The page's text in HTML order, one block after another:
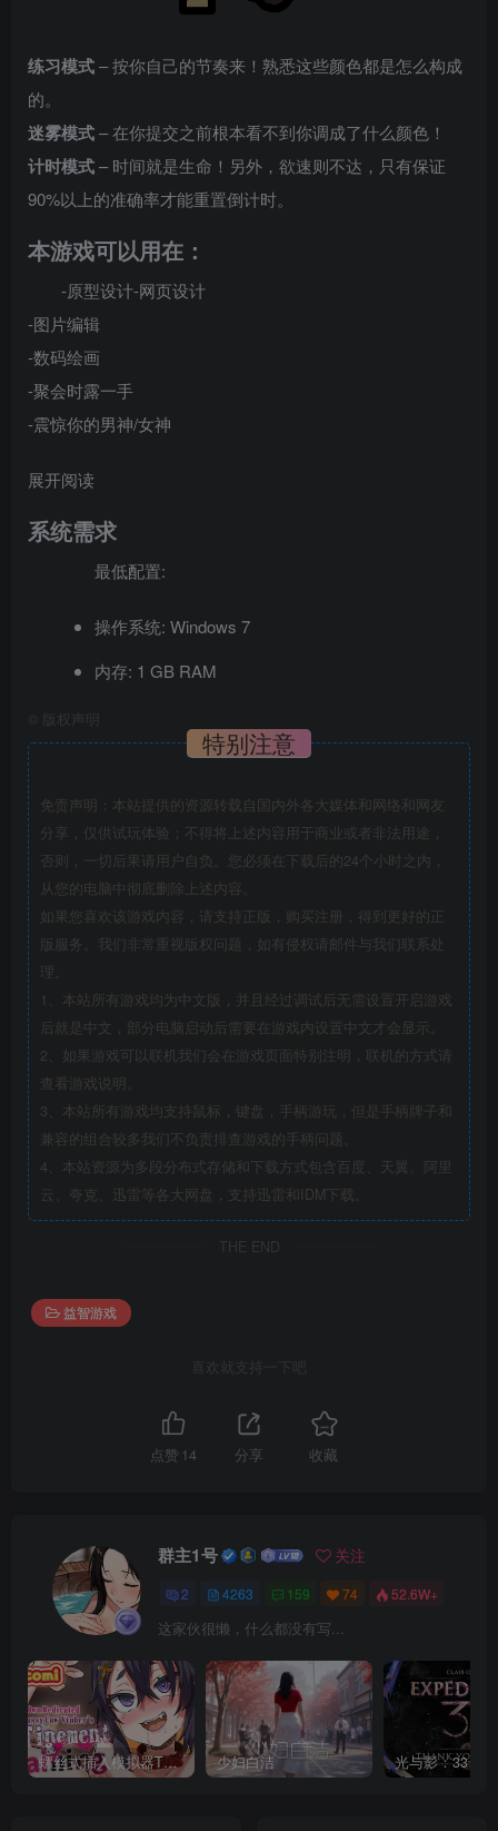
练习模式– 按你自己的节奏来！熟悉这些颜色都是怎么构成
的。
迷雾模式– 在你提交之前根本看不到你调成了什么颜色！
计时模式– 时间就是生命！另外，欲速则不达，只有保证
90%以上的准确率才能重置倒计时。
本游戏可以用在：
-原型设计-网页设计
-图片编辑
-数码绘画
-聚会时露一手
-震惊你的男神/女神
展开阅读
系统需求
最低配置:
操作系统: Windows 7
内存: 1 GB RAM
版权声明
特别注意
免责声明：本站提供的资源转载自国内外各大媒体和网络和网友
分享，仅供试玩体验；不得将上述内容用于商业或者非法用途，
否则，一切后果请用户自负。您必须在下载后的24个小时之内，
从您的电脑中彻底删除上述内容。
如果您喜欢该游戏内容，请支持正版，购买注册，得到更好的正
版服务。我们非常重视版权问题，如有侵权请邮件与我们联系处
理。
1、本站所有游戏均为中文版，并且经过调试后无需设置开启游戏
后就是中文，部分电脑启动后需要在游戏内设置中文才会显示。
2、如果游戏可以联机我们会在游戏页面特别注明，联机的方式请
查看游戏说明。
3、本站所有游戏均支持鼠标，键盘，手柄游玩，但是手柄牌子和
兼容的组合较多我们不负责排查游戏的手柄问题。
4、本站资源为多段分布式存储和下载方式包含百度、天翼、阿里
云、夸克、迅雷等各大网盘，支持迅雷和IDM下载。
THE END
益智游戏
喜欢就支持一下吧
点赞 14 分享 收藏
群主1号 关注
2 4263 159 74 52.6W+
这家伙很懒，什么都没有写...
螺丝式插入模拟器TMA02 少妇白洁